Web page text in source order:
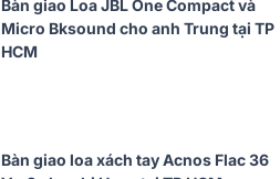
Bàn giao Loa JBL One Compact và
Micro Bksound cho anh Trung tại TP
HCM
Bàn giao loa xách tay Acnos Flac 36